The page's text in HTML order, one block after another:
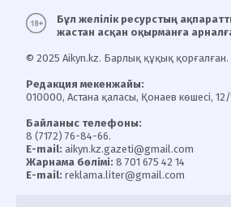
Бұл желілік ресурстың
жастан асқан оқырманға
© 2025 Aikyn.kz. Барлық құқық қорғалған.
Редакция мекенжайы:
010000, Астана қаласы, Қонаев көшесі, 12/
Байланыс телефоны:
8 (7172) 76-84-66.
E-mail: aikyn.kz.gazeti@gmail.com
Жарнама бөлімі: 8 701 675 42 14
E-mail: reklama.liter@gmail.com